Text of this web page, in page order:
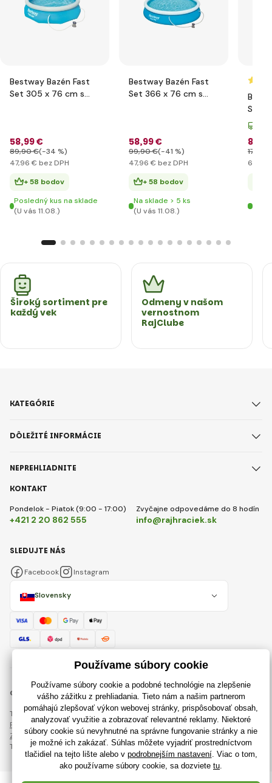
Bestway Bazén Fast
Set 305 x 76 cm s
58,99 €
89,90 €(-34 %)
47,96 € bez DPH
+ 58 bodov
Posledný kus na sklade
(U vás 11.08.)
Bestway Bazén Fast
Set 366 x 76 cm s
58,99 €
99,90 €(-41 %)
47,96 € bez DPH
+ 58 bodov
Na sklade > 5 ks
(U vás 11.08.)
Set
85
179
69
Široký sortiment pre
každý vek
Odmeny v našom
vernostnom
RajClube
KONTAKT
Pondelok - Piatok (9:00 - 17:00)
+421 2 20 862 555
Zvyčajne odpovedáme do 8 hodín
info@rajhraciek.sk
KATEGÓRIE
DÔLEŽITÉ INFORMÁCIE
NEPREHLIADNITE
Slovensky
SLEDUJTE NÁS
Facebook Instagram
© 2018 - 2026 RajHraciek.sk, Všetky práva vyhradené
Táto stránka je chránená pomocou reCAPTCHA a uplatňujú sa
Pravidlá ochrany osobných údajovspoločnosti Google a ich
Zmluvné podmienky.
Tvorba výkonných internetových obchodov odRIESENIA